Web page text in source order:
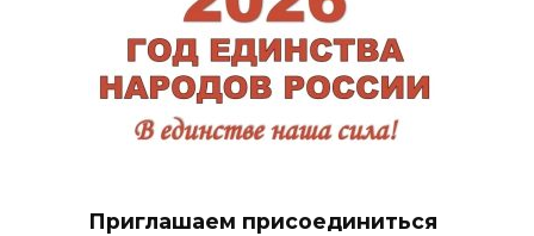
Приглашаем присоединиться